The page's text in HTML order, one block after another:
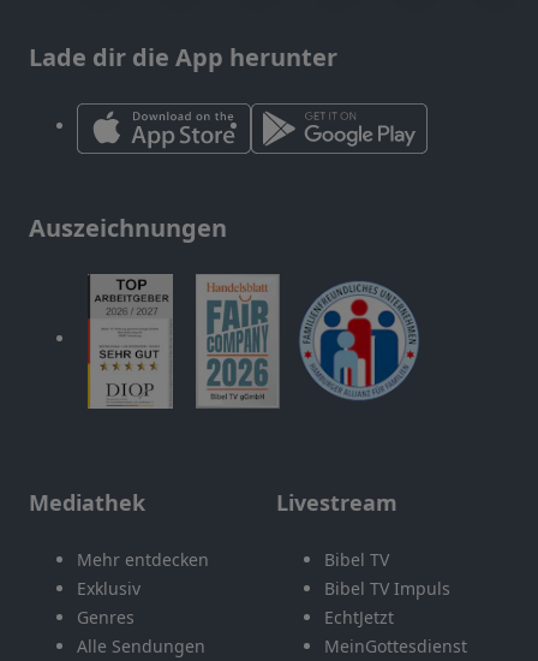
Lade dir die App herunter
Auszeichnungen
Mediathek
Mehr entdecken
Exklusiv
Genres
Alle Sendungen
Livestream
Bibel TV
Bibel TV Impuls
EchtJetzt
MeinGottesdienst